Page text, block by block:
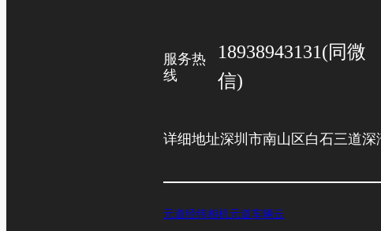
服务热
线
18938943131(同微
信)
详细地址深圳市南山区白石三道深
元道经纬相机元道车辆云